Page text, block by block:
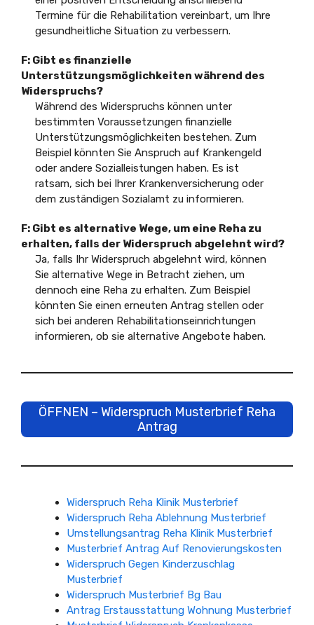
Termine für die Rehabilitation vereinbart, um Ihre
gesundheitliche Situation zu verbessern.
F: Gibt es finanzielle
Unterstützungsmöglichkeiten während des
Widerspruchs?
Während des Widerspruchs können unter
bestimmten Voraussetzungen finanzielle
Unterstützungsmöglichkeiten bestehen. Zum
Beispiel könnten Sie Anspruch auf Krankengeld
oder andere Sozialleistungen haben. Es ist
ratsam, sich bei Ihrer Krankenversicherung oder
dem zuständigen Sozialamt zu informieren.
F: Gibt es alternative Wege, um eine Reha zu
erhalten, falls der Widerspruch abgelehnt wird?
Ja, falls Ihr Widerspruch abgelehnt wird, können
Sie alternative Wege in Betracht ziehen, um
dennoch eine Reha zu erhalten. Zum Beispiel
könnten Sie einen erneuten Antrag stellen oder
sich bei anderen Rehabilitationseinrichtungen
informieren, ob sie alternative Angebote haben.
ÖFFNEN – Widerspruch Musterbrief Reha
Antrag
Widerspruch Reha Klinik Musterbrief
Widerspruch Reha Ablehnung Musterbrief
Umstellungsantrag Reha Klinik Musterbrief
Musterbrief Antrag Auf Renovierungskosten
Widerspruch Gegen Kinderzuschlag
Musterbrief
Widerspruch Musterbrief Bg Bau
Antrag Erstausstattung Wohnung Musterbrief